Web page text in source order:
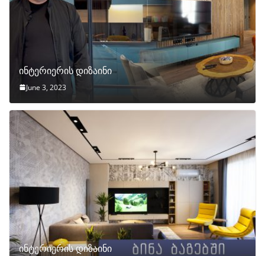
ინტერიერის დიზაინი
June 3, 2023
ინტერიერის დიზაინი